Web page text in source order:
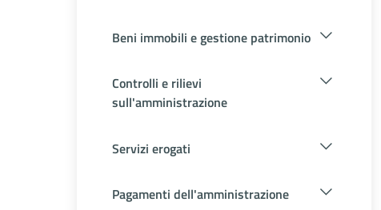
Beni immobili e gestione patrimonio
Controlli e rilievi
sull'amministrazione
Servizi erogati
Pagamenti dell'amministrazione